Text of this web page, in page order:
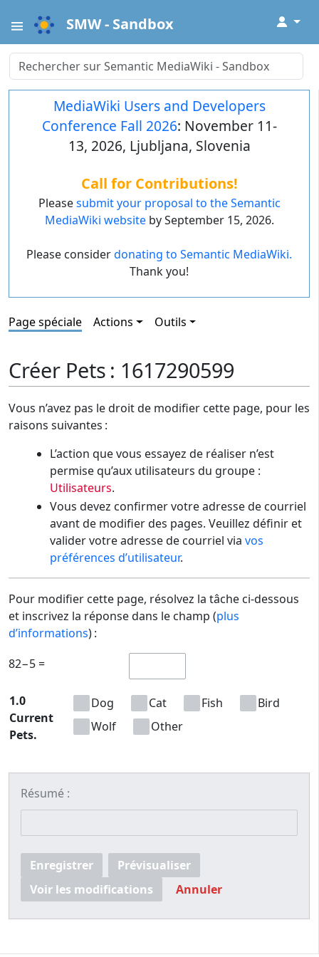
SMW - Sandbox ↓
MediaWiki Users and Developers
Conference Fall 2026: November 11-
13, 2026, Ljubljana, Slovenia
Call for Contributions!
Pleasesubmit your proposal to the Semantic
MediaWiki websiteby September 15, 2026.
Please considerdonating to Semantic MediaWiki.
Thank you!
Page spéciale Actions Outils
Créer Pets : 1617290599
Vous n’avez pas le droit de modifier cette page, pour les
raisons suivantes :
L’action que vous essayez de réaliser n’est
permise qu’aux utilisateurs du groupe :
Utilisateurs.
Vous devez confirmer votre adresse de courriel
avant de modifier des pages. Veuillez définir et
valider votre adresse de courriel via vos
préférences d’utilisateur.
Pour modifier cette page, résolvez la tâche ci-dessous
et inscrivez la réponse dans le champ (plus
d’informations) :
82−5 =
1.0
Current
Pets.
Dog Cat Fish
Bird
Wolf
Other
Résumé :
Enregistrer
Prévisualiser
Voir les modifications
Annuler